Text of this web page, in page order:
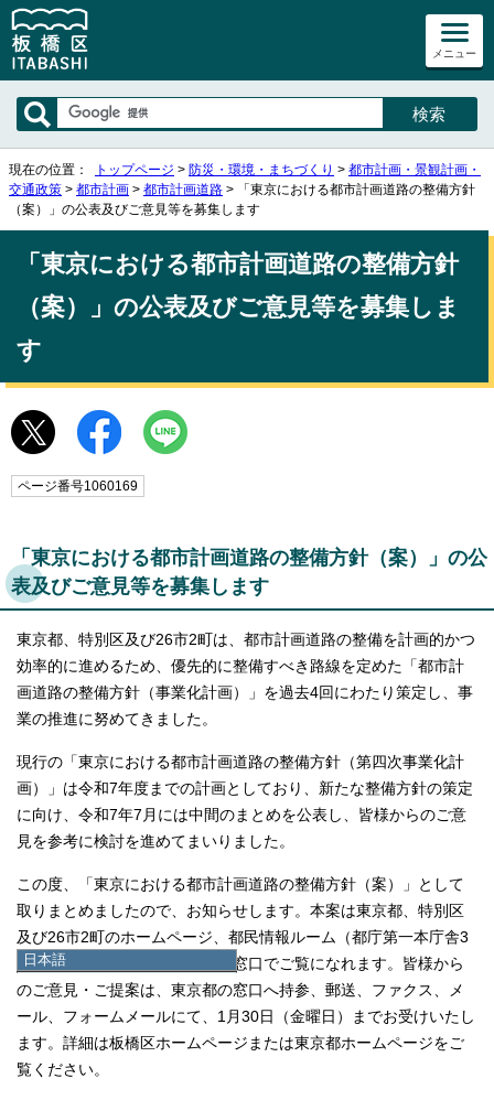
メニュー
日本語
日本語
English
한국어
简体中文
繁體中文
現在の位置： トップページ > 防災・環境・まちづくり > 都市計画・景観計画・
交通政策 > 都市計画 > 都市計画道路 > 「東京における都市計画道路の整備方針
（案）」の公表及びご意見等を募集します
「東京における都市計画道路の整備方針
（案）」の公表及びご意見等を募集しま
す
ページ番号1060169
「東京における都市計画道路の整備方針（案）」の公
表及びご意見等を募集します
東京都、特別区及び26市2町は、都市計画道路の整備を計画的かつ
効率的に進めるため、優先的に整備すべき路線を定めた「都市計
画道路の整備方針（事業化計画）」を過去4回にわたり策定し、事
業の推進に努めてきました。
現行の「東京における都市計画道路の整備方針（第四次事業化計
画）」は令和7年度までの計画としており、新たな整備方針の策定
に向け、令和7年7月には中間のまとめを公表し、皆様からのご意
見を参考に検討を進めてまいりました。
この度、「東京における都市計画道路の整備方針（案）」として
取りまとめましたので、お知らせします。本案は東京都、特別区
及び26市2町のホームページ、都民情報ルーム（都庁第一本庁舎3
階）並びに板橋区都市計画課の窓口でご覧になれます。皆様から
のご意見・ご提案は、東京都の窓口へ持参、郵送、ファクス、メ
ール、フォームメールにて、1月30日（金曜日）までお受けいたし
ます。詳細は板橋区ホームページまたは東京都ホームページをご
覧ください。